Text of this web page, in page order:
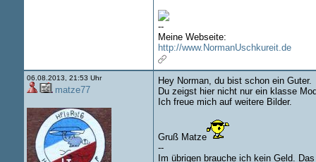
--
Meine Webseite:
http://www.NormanUschkureit.de
06.08.2013, 21:53 Uhr
matze77
Hey Norman, du bist schon ein Guter.
Du zeigst hier nicht nur ein klasse
Ich freue mich auf weitere Bilder.
Gruß Matze
--
Im übrigen brauche ich kein Geld.